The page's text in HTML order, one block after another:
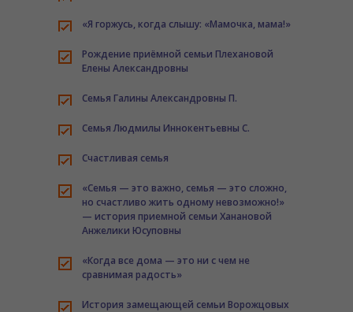
-- Меры социальной поддержки Участникам
специальной военной операции и членам их семей
-- Дополнительные гарантии по социальной
поддержке детей-сирот и детей, оставшихся без
-- Методические рекомендации об условиях
доступности для инвалидов и других маломобильных
групп населения объектов и предоставляемых услуг
-- Социальный контракт
Противодействие коррупции
Новости
«Я горжусь, когда слышу: «Мамочка, мама!»
Рождение приёмной семьи Плехановой
Елены Александровны
Семья Галины Александровны П.
Семья Людмилы Иннокентьевны С.
Счастливая семья
«Семья — это важно, семья — это сложно,
но счастливо жить одному невозможно!»
— история приемной семьи Ханановой
Анжелики Юсуповны
«Когда все дома — это ни с чем не
сравнимая радость»
История замещающей семьи Ворожцовых